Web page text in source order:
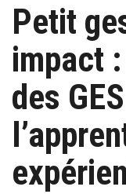
Petit
impact
des